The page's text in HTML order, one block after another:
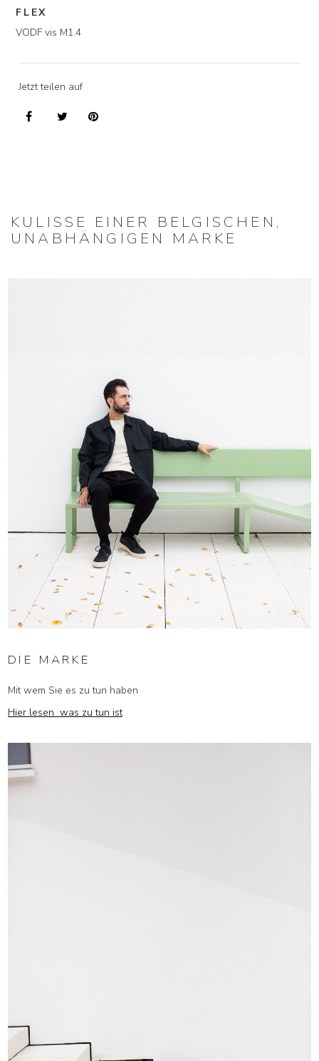
FLEX
VODF vis M1.4
Jetzt teilen auf
KULISSE EINER BELGISCHEN,
UNABHÄNGIGEN MARKE
DIE MARKE
Mit wem Sie es zu tun haben
Hier lesen was zu tun ist